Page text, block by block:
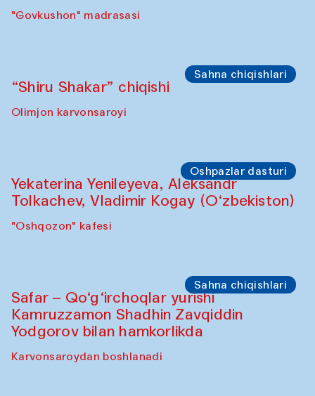
"Govkushon" madrasasi
Sahna chiqishlari
“Shiru Shakar” chiqishi
Olimjon karvonsaroyi
Oshpazlar dasturi
Yekaterina Yenileyeva, Aleksandr
Tolkachev, Vladimir Kogay (O‘zbekiston)
"Oshqozon" kafesi
Sahna chiqishlari
Safar – Qo‘g‘irchoqlar yurishi
Kamruzzamon Shadhin Zavqiddin
Yodgorov bilan hamkorlikda
Karvonsaroydan boshlanadi